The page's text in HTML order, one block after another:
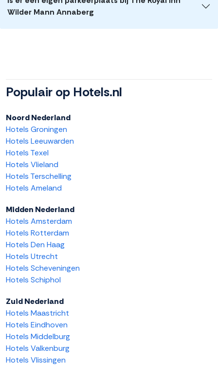
Wilder Mann Annaberg
Populair op Hotels.nl
Noord Nederland
Hotels Groningen
Hotels Leeuwarden
Hotels Texel
Hotels Vlieland
Hotels Terschelling
Hotels Ameland
Midden Nederland
Hotels Amsterdam
Hotels Rotterdam
Hotels Den Haag
Hotels Utrecht
Hotels Scheveningen
Hotels Schiphol
Zuid Nederland
Hotels Maastricht
Hotels Eindhoven
Hotels Middelburg
Hotels Valkenburg
Hotels Vlissingen